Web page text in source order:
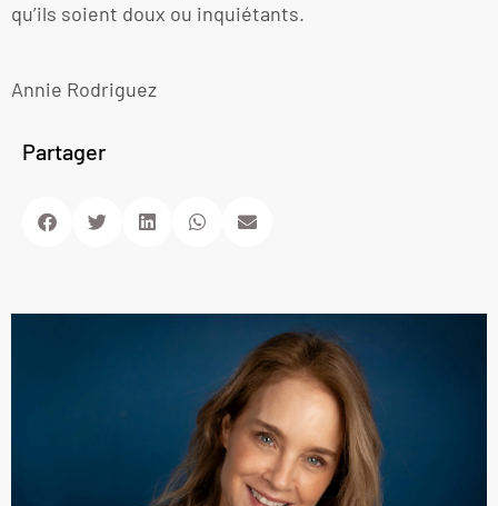
qu’ils soient doux ou inquiétants.
Annie Rodriguez
Partager